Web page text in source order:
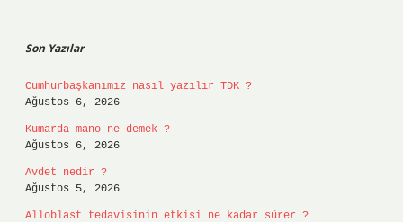
Son Yazılar
Cumhurbaşkanımız nasıl yazılır TDK ?
Ağustos 6, 2026
Kumarda mano ne demek ?
Ağustos 6, 2026
Avdet nedir ?
Ağustos 5, 2026
Alloblast tedavisinin etkisi ne kadar sürer ?